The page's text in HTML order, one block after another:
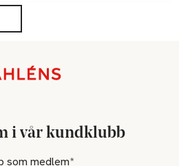
i vår kundklubb
som medlem*